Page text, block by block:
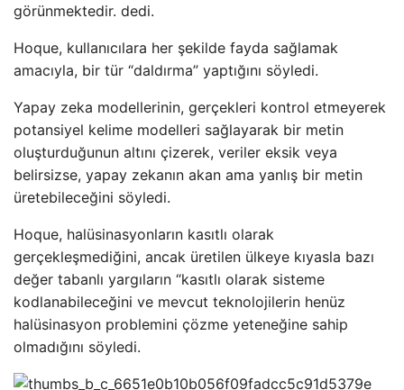
görünmektedir. dedi.
Hoque, kullanıcılara her şekilde fayda sağlamak
amacıyla, bir tür “daldırma” yaptığını söyledi.
Yapay zeka modellerinin, gerçekleri kontrol etmeyerek
potansiyel kelime modelleri sağlayarak bir metin
oluşturduğunun altını çizerek, veriler eksik veya
belirsizse, yapay zekanın akan ama yanlış bir metin
üretebileceğini söyledi.
Hoque, halüsinasyonların kasıtlı olarak
gerçekleşmediğini, ancak üretilen ülkeye kıyasla bazı
değer tabanlı yargıların “kasıtlı olarak sisteme
kodlanabileceğini ve mevcut teknolojilerin henüz
halüsinasyon problemini çözme yeteneğine sahip
olmadığını söyledi.